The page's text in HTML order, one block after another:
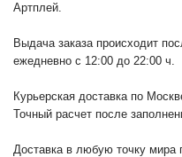
Артплей.
Выдача заказа происходит
ежедневно с 12:00 до 22:00 ч.
Курьерская доставка по
Точный расчет после
Доставка в любую точку